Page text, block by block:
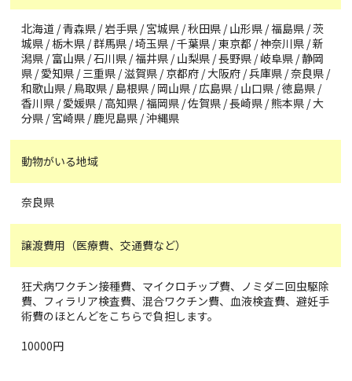
北海道 / 青森県 / 岩手県 / 宮城県 / 秋田県 / 山形県 / 福島県 / 茨
城県 / 栃木県 / 群馬県 / 埼玉県 / 千葉県 / 東京都 / 神奈川県 / 新
潟県 / 富山県 / 石川県 / 福井県 / 山梨県 / 長野県 / 岐阜県 / 静岡
県 / 愛知県 / 三重県 / 滋賀県 / 京都府 / 大阪府 / 兵庫県 / 奈良県 /
和歌山県 / 鳥取県 / 島根県 / 岡山県 / 広島県 / 山口県 / 徳島県 /
香川県 / 愛媛県 / 高知県 / 福岡県 / 佐賀県 / 長崎県 / 熊本県 / 大
分県 / 宮崎県 / 鹿児島県 / 沖縄県
動物がいる地域
奈良県
譲渡費用（医療費、交通費など）
狂犬病ワクチン接種費、マイクロチップ費、ノミダニ回虫駆除
費、フィラリア検査費、混合ワクチン費、血液検査費、避妊手
術費のほとんどをこちらで負担します。
10000円